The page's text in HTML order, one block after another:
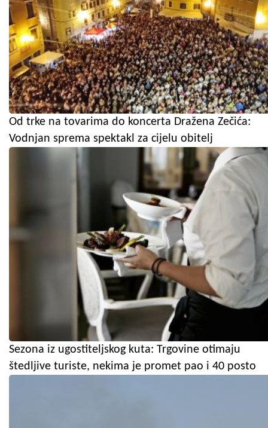
Od trke na tovarima do koncerta Dražena Zečića:
Vodnjan sprema spektakl za cijelu obitelj
Sezona iz ugostiteljskog kuta: Trgovine otimaju
štedljive turiste, nekima je promet pao i 40 posto